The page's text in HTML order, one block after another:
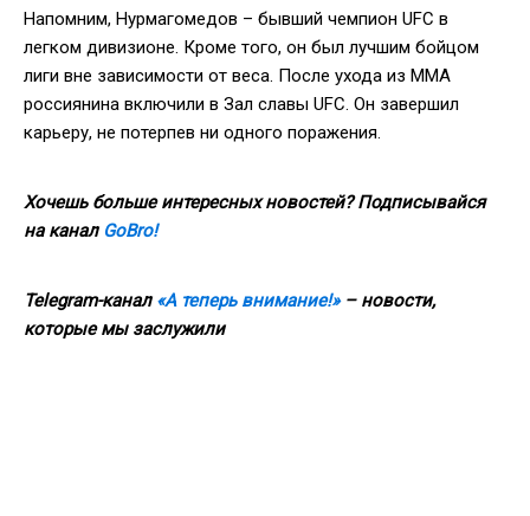
Напомним, Нурмагомедов – бывший чемпион UFC в
легком дивизионе. Кроме того, он был лучшим бойцом
лиги вне зависимости от веса. После ухода из ММА
россиянина включили в Зал славы UFC. Он завершил
карьеру, не потерпев ни одного поражения.
Хочешь больше интересных новостей? Подписывайся
на канал GoBro!
Telegram-канал «А теперь внимание!»– новости,
которые мы заслужили